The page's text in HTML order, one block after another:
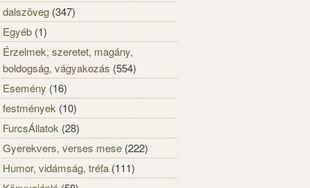
dalszöveg (347)
Egyéb (1)
Érzelmek, szeretet, magány,
boldogság, vágyakozás (554)
Esemény (16)
festmények (10)
FurcsÁllatok (28)
Gyerekvers, verses mese (222)
Humor, vidámság, tréfa (111)